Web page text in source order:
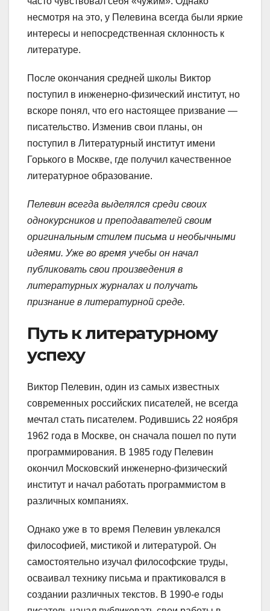
несмотря на это, у Пелевина всегда были яркие
интересы и непосредственная склонность к
литературе.
После окончания средней школы Виктор
поступил в инженерно-физический институт, но
вскоре понял, что его настоящее призвание —
писательство. Изменив свои планы, он
поступил в Литературный институт имени
Горького в Москве, где получил качественное
литературное образование.
Пелевин всегда выделялся среди своих
однокурсников и преподавателей своим
оригинальным стилем письма и необычными
идеями. Уже во время учебы он начал
публиковать свои произведения в
литературных журналах и получать
признание в литературной среде.
Путь к литературному
успеху
Виктор Пелевин, один из самых известных
современных российских писателей, не всегда
мечтал стать писателем. Родившись 22 ноября
1962 года в Москве, он сначала пошел по пути
программирования. В 1985 году Пелевин
окончил Московский инженерно-физический
институт и начал работать программистом в
различных компаниях.
Однако уже в то время Пелевин увлекался
философией, мистикой и литературой. Он
самостоятельно изучал философские труды,
осваивал технику письма и практиковался в
создании различных текстов. В 1990-е годы